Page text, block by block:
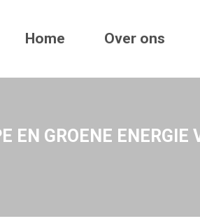
Home Over ons
EN GROENE